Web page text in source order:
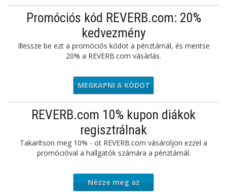
ajánlatot
Promóciós kód REVERB.com: 20%
kedvezmény
Illessze be ezt a promóciós kódot a pénztárnál, és mentse
20% a REVERB.com vásárlás.
BF1920
MEGKAPNI A KÓDOT
REVERB.com 10% kupon diákok
regisztrálnak
Takarítson meg 10% - ot REVERB.com vásároljon ezzel a
promócióval a hallgatók számára a pénztárnál.
Nézze meg az